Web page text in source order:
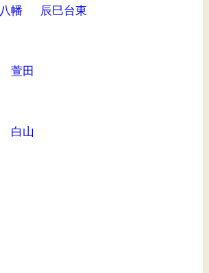
八幡 辰巳台東
萱田
白山